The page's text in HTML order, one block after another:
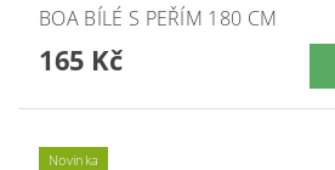
BOA BÍLÉ S PEŘÍM 180 CM
165 Kč
Novinka